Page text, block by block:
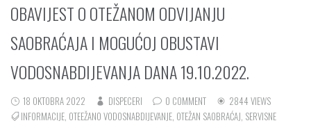
OBAVIJEST O OTEŽANOM ODVIJANJU
SAOBRAĆAJA I MOGUĆOJ OBUSTAVI
VODOSNABDIJEVANJA DANA 19.10.2022.
18 OKTOBRA 2022 DISPECERI 0 COMMENT
2844 VIEWS
INFORMACIJE, OTEEŽANO VODOSNABDIJEVANJE, OTEŽAN SAOBRAĆAJ, SERVISNE